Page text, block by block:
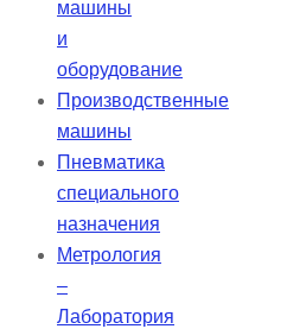
машины
и
оборудование
Производственные
машины
Пневматика
специального
назначения
Метрология
–
Лаборатория